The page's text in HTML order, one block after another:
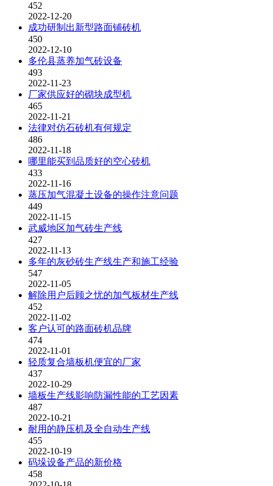
452
2022-12-20
成功研制出新型路面铺砖机
450
2022-12-10
多伦县蒸养加气砖设备
493
2022-11-23
厂家供应好的砌块成型机
465
2022-11-21
法律对仿石砖机有何规定
486
2022-11-18
哪里能买到品质好的空心砖机
433
2022-11-16
蒸压加气混凝土设备的操作注意问题
449
2022-11-15
武威地区加气砖生产线
427
2022-11-13
多年的灰砂砖生产线生产和施工经验
547
2022-11-05
解除用户后顾之忧的加气板材生产线
452
2022-11-02
客户认可的路面砖机品牌
474
2022-11-01
轻质复合墙板机便宜的厂家
437
2022-10-29
墙板生产线影响防漏性能的工艺因素
487
2022-10-21
耐用的静压机及全自动生产线
455
2022-10-19
码垛设备产品的新价格
458